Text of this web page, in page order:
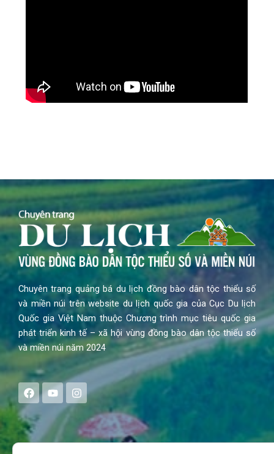
Chuyên trang quảng bá du lịch đồng bào dân tộc thiểu số
và miền núi trên website du lịch quốc gia của Cục Du lịch
Quốc gia Việt Nam thuộc Chương trình mục tiêu quốc gia
phát triển kinh tế – xã hội vùng đồng bào dân tộc thiểu số
và miền núi năm 2024
F
a
e
b
o
Y
o
t
u
b
I
n
s
a
g
Search